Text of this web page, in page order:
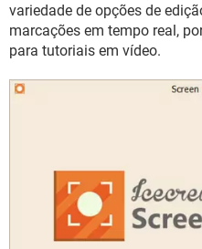
variedade de opções de
marcações em tempo real,
para tutoriais em vídeo.